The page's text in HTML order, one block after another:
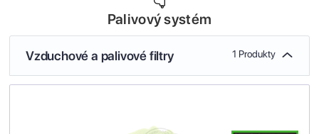
Palivový systém
Vzduchové a palivové filtry 1 Produkty